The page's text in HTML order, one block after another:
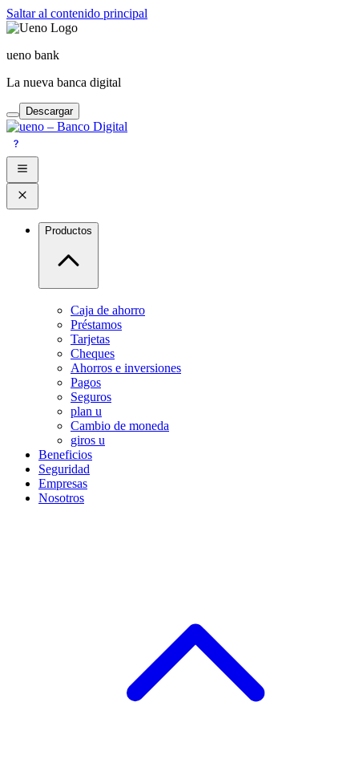
Saltar al contenido principal
ueno bank
La nueva banca digital
Descargar
Productos
Caja de ahorro
Préstamos
Tarjetas
Cheques
Ahorros e inversiones
Pagos
Seguros
plan u
Cambio de moneda
giros u
Beneficios
Seguridad
Empresas
Nosotros